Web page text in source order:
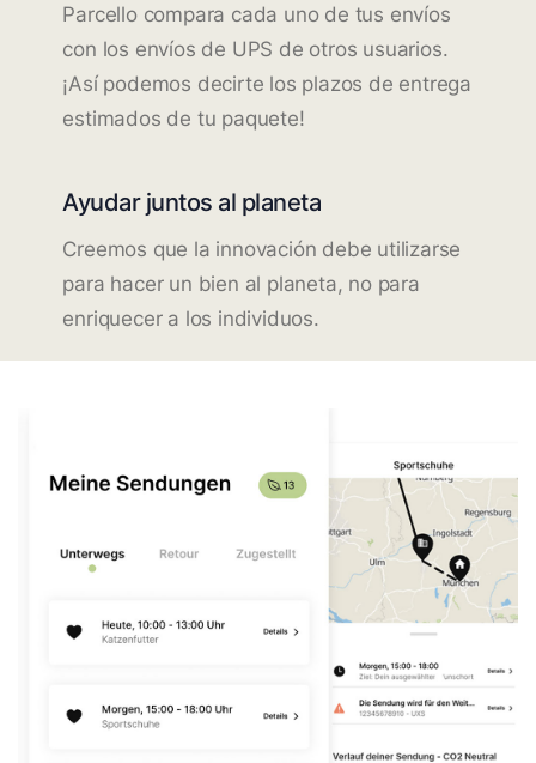
Parcello compara cada uno de tus envíos
con los envíos de UPS de otros usuarios.
¡Así podemos decirte los plazos de entrega
estimados de tu paquete!
Ayudar juntos al planeta
Creemos que la innovación debe utilizarse
para hacer un bien al planeta, no para
enriquecer a los individuos.